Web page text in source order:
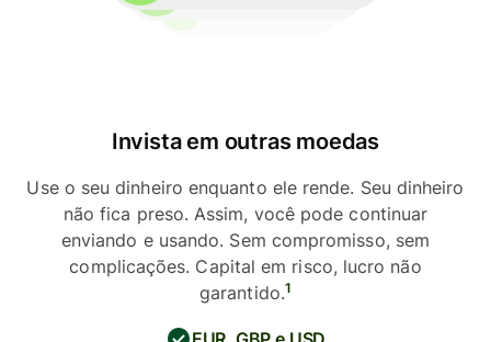
Invista em outras moedas
Use o seu dinheiro enquanto ele rende. Seu dinheiro
não fica preso. Assim, você pode continuar
enviando e usando. Sem compromisso, sem
complicações. Capital em risco, lucro não
garantido.1